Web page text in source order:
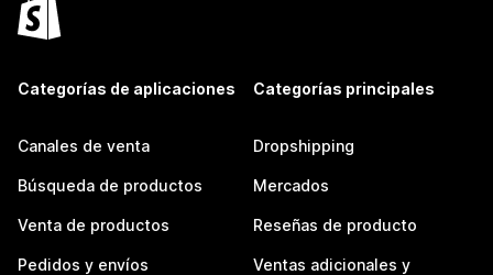
Categorías de aplicaciones
Canales de venta
Búsqueda de productos
Venta de productos
Pedidos y envíos
Categorías principales
Dropshipping
Mercados
Reseñas de producto
Ventas adicionales y